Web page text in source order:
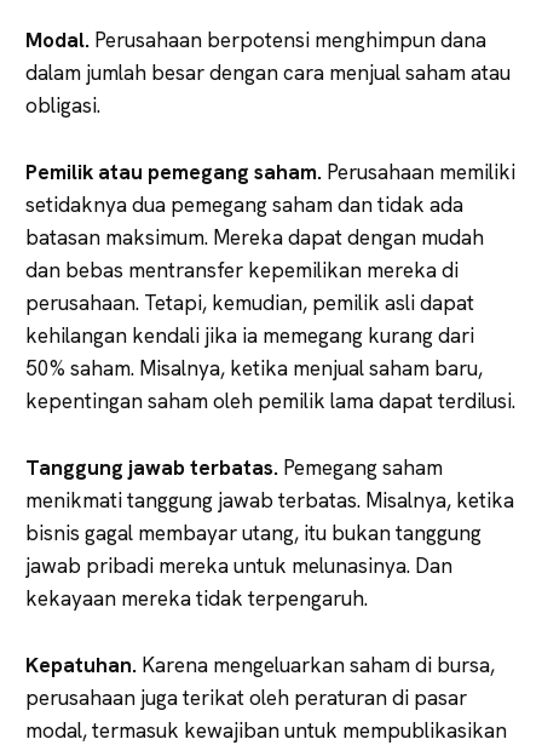
Modal. Perusahaan berpotensi menghimpun dana
dalam jumlah besar dengan cara menjual saham atau
obligasi.
Pemilik atau pemegang saham. Perusahaan memiliki
setidaknya dua pemegang saham dan tidak ada
batasan maksimum. Mereka dapat dengan mudah
dan bebas mentransfer kepemilikan mereka di
perusahaan. Tetapi, kemudian, pemilik asli dapat
kehilangan kendali jika ia memegang kurang dari
50% saham. Misalnya, ketika menjual saham baru,
kepentingan saham oleh pemilik lama dapat terdilusi.
Tanggung jawab terbatas. Pemegang saham
menikmati tanggung jawab terbatas. Misalnya, ketika
bisnis gagal membayar utang, itu bukan tanggung
jawab pribadi mereka untuk melunasinya. Dan
kekayaan mereka tidak terpengaruh.
Kepatuhan. Karena mengeluarkan saham di bursa,
perusahaan juga terikat oleh peraturan di pasar
modal, termasuk kewajiban untuk mempublikasikan